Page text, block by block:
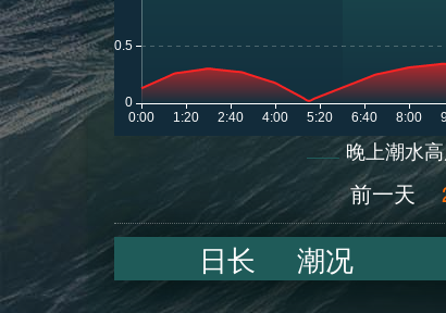
晚上潮水
前一天
日长 潮况